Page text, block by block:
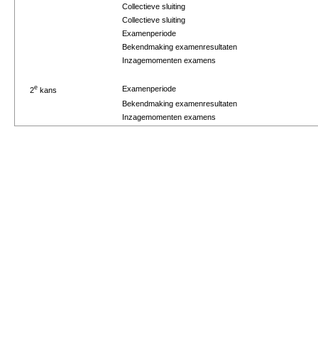
Collectieve sluiting
Collectieve sluiting
Examenperiode
Bekendmaking examenresultaten
Inzagemomenten examens
2e kans
Examenperiode
Bekendmaking examenresultaten
Inzagemomenten examens